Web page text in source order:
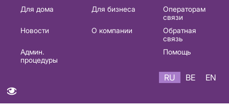
Основная
навигация
Для дома Для бизнеса
Операторам
связи
Новости
О компании
Обратная
связь
Админ.
процедуры
Помощь
RU BE EN